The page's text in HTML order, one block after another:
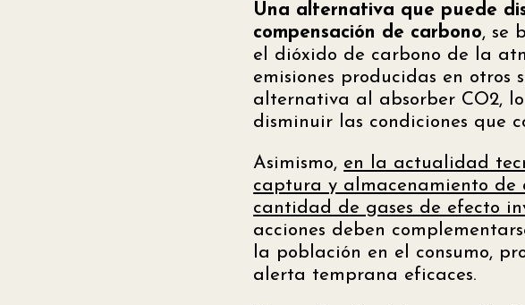
Una alternativa que puede
compensación de carbono, se
el dióxido de carbono de la
emisiones producidas en otros
alternativa al absorber CO2,
disminuir las condiciones que
Asimismo, en la actualidad
captura y almacenamiento
cantidad de gases de efecto
acciones deben
la población en el consumo,
alerta temprana eficaces.